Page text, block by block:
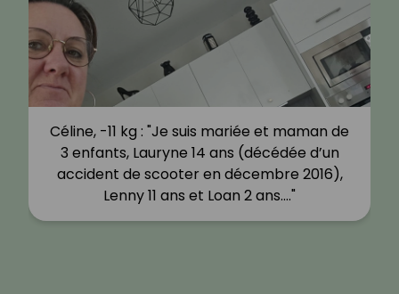
Céline, -11 kg : "Je suis mariée et maman de
3 enfants, Lauryne 14 ans (décédée d’un
accident de scooter en décembre 2016),
Lenny 11 ans et Loan 2 ans.…"